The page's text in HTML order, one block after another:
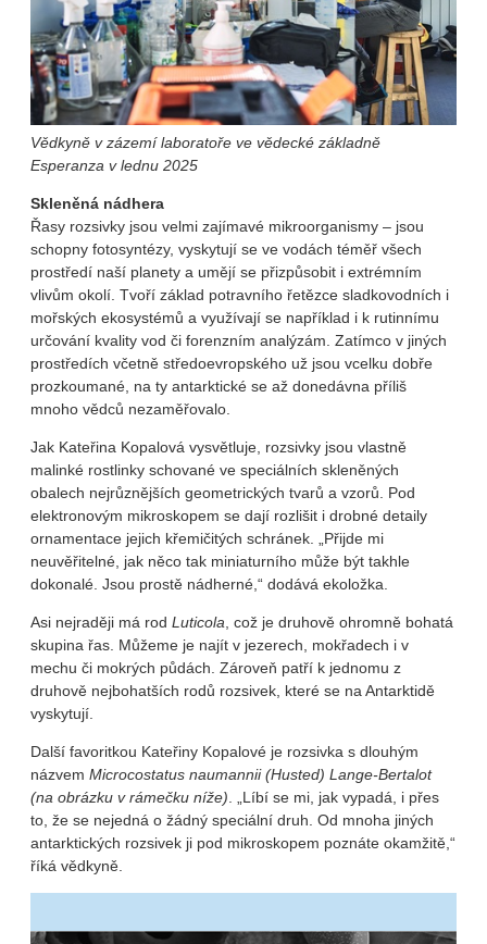
Vědkyně v zázemí laboratoře ve vědecké základně
Esperanza v lednu 2025
Skleněná nádhera
Řasy rozsivky jsou velmi zajímavé mikroorganismy – jsou
schopny fotosyntézy, vyskytují se ve vodách téměř všech
prostředí naší planety a umějí se přizpůsobit i extrémním
vlivům okolí. Tvoří základ potravního řetězce sladkovodních i
mořských ekosystémů a využívají se například i k rutinnímu
určování kvality vod či forenzním analýzám. Zatímco v jiných
prostředích včetně středoevropského už jsou vcelku dobře
prozkoumané, na ty antarktické se až donedávna příliš
mnoho vědců nezaměřovalo.
Jak Kateřina Kopalová vysvětluje, rozsivky jsou vlastně
malinké rostlinky schované ve speciálních skleněných
obalech nejrůznějších geometrických tvarů a vzorů. Pod
elektronovým mikroskopem se dají rozlišit i drobné detaily
ornamentace jejich křemičitých schránek. „Přijde mi
neuvěřitelné, jak něco tak miniaturního může být takhle
dokonalé. Jsou prostě nádherné,“ dodává ekoložka.
Asi nejraději má rod Luticola , což je druhově ohromně bohatá
skupina řas. Můžeme je najít v jezerech, mokřadech i v
mechu či mokrých půdách. Zároveň patří k jednomu z
druhově nejbohatších rodů rozsivek, které se na Antarktidě
vyskytují.
Další favoritkou Kateřiny Kopalové je rozsivka s dlouhým
názvem Microcostatus naumannii (Husted) Lange-Bertalot
(na obrázku v rámečku níže) . „Líbí se mi, jak vypadá, i přes
to, že se nejedná o žádný speciální druh. Od mnoha jiných
antarktických rozsivek ji pod mikroskopem poznáte okamžitě,“
říká vědkyně.